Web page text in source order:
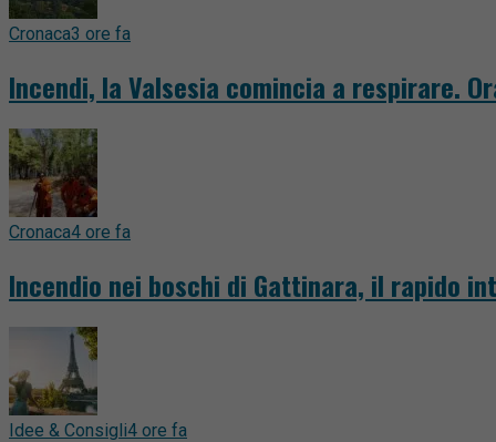
Cronaca3 ore fa
Incendi, la Valsesia comincia a respirare.
Cronaca4 ore fa
Incendio nei boschi di Gattinara, il rapido
Idee & Consigli4 ore fa